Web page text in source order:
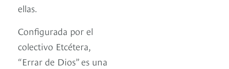
ellas.
Configurada por el
colectivo Etcétera,
“Errar de Dios” es una